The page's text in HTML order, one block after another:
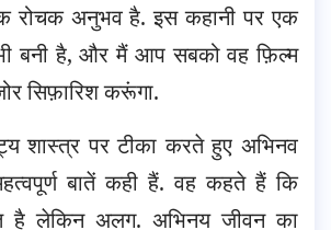
रोचक अनुभव है. इस कहानी पर एक
बनी है, और मैं आप सबको वह फ़िल्म
सिफ़ारिश करूंगा.
शास्त्र पर टीका करते हुए अभिनव
बातें कही हैं. वह कहते हैं कि
है लेकिन अलग. अभिनय जीवन का